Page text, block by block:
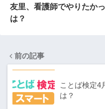
友里、看護師でやりたか
は？
前の記事
ことば検定4
は？